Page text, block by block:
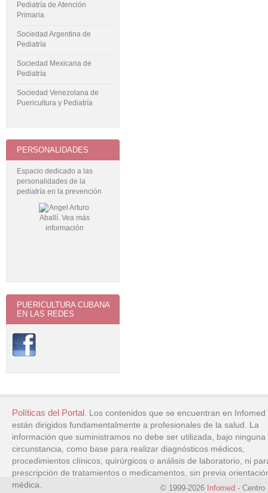
Pediatría de Atención
Primaria
Sociedad Argentina de
Pediatría
Sociedad Mexicana de
Pediatría
Sociedad Venezolana de
Puericultura y Pediatría
PERSONALIDADES
Espacio dedicado a las
personalidades de la
pediatría en la prevención
PUERICULTURA CUBANA
EN LAS REDES
Políticas del Portal. Los contenidos que se encuentran en Infomed
están dirigidos fundamentalmente a profesionales de la salud. La
información que suministramos no debe ser utilizada, bajo ninguna
circunstancia, como base para realizar diagnósticos médicos,
procedimientos clínicos, quirúrgicos o análisis de laboratorio, ni
prescripción de tratamientos o medicamentos, sin previa
médica.
© 1999-2026 Infomed - Centro